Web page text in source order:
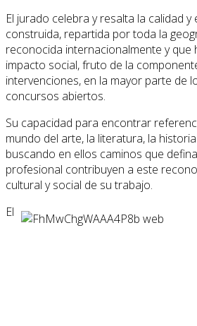
El jurado celebra y resalta la calidad
construida, repartida por toda la
reconocida internacionalmente y
impacto social, fruto de la
intervenciones, en la mayor parte de
concursos abiertos.
Su capacidad para encontrar
mundo del arte, la literatura, la
buscando en ellos caminos que
profesional contribuyen a este
cultural y social de su trabajo.
El